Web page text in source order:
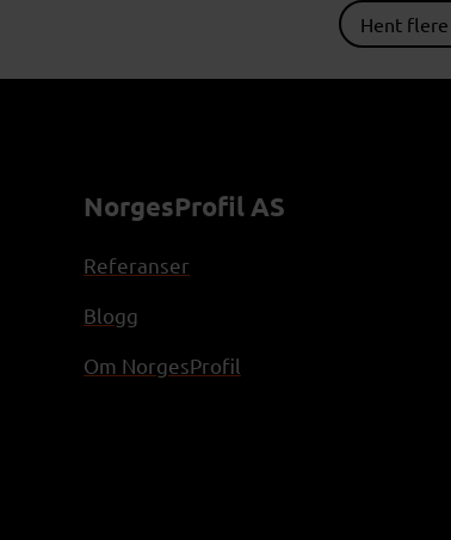
Hent
NorgesProfil AS
Referanser
Blogg
Om NorgesProfil